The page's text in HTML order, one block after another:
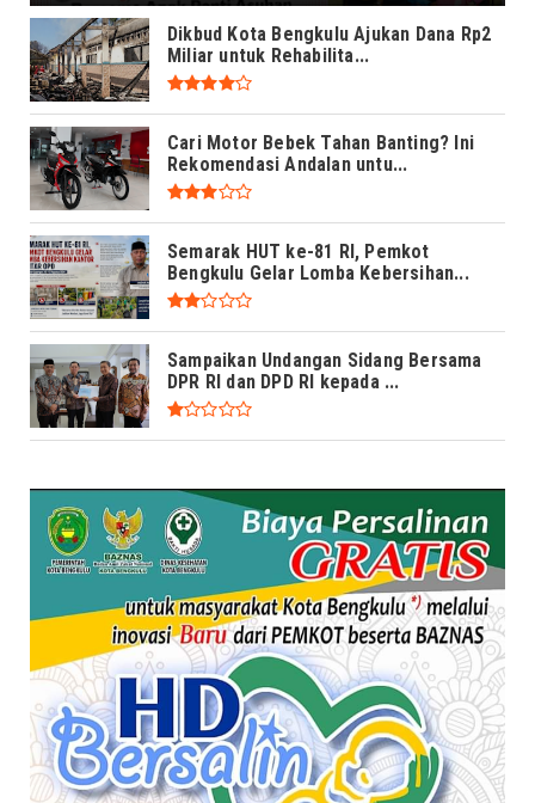
Dikbud Kota Bengkulu Ajukan Dana Rp2
Miliar untuk Rehabilita...
Cari Motor Bebek Tahan Banting? Ini
Rekomendasi Andalan untu...
Semarak HUT ke-81 RI, Pemkot
Bengkulu Gelar Lomba Kebersihan...
Sampaikan Undangan Sidang Bersama
DPR RI dan DPD RI kepada ...